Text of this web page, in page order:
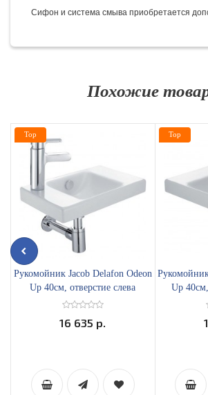
Сифон и система смыва приобретается
Похожие
Рукомойник Jacob Delafon Odeon
Up 40см, отверстие слева
16 635 р.
Top
Up
Top